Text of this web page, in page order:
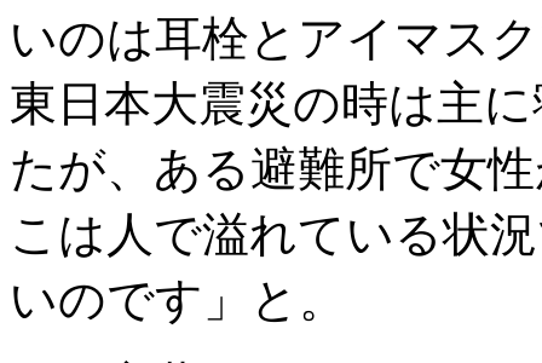
いのは耳栓とアイマス
東日本大震災の時は主
たが、ある避難所で女
こは人で溢れている状
いのです」と。